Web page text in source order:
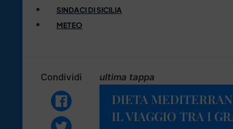
SINDACI DI SICILIA
METEO
Condividi ultima tappa
DIETA
IL VIAGGIO TRA I